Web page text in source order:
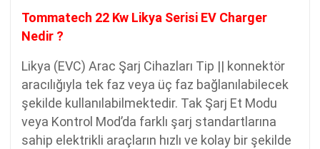
Tommatech 22 Kw Likya Serisi EV Charger
Nedir ?
Likya (EVC) Arac Şarj Cihazları Tip || konnektör
aracılığıyla tek faz veya üç faz bağlanılabilecek
şekilde kullanılabilmektedir. Tak Şarj Et Modu
veya Kontrol Mod’da farklı şarj standartlarına
sahip elektrikli araçların hızlı ve kolay bir şekilde